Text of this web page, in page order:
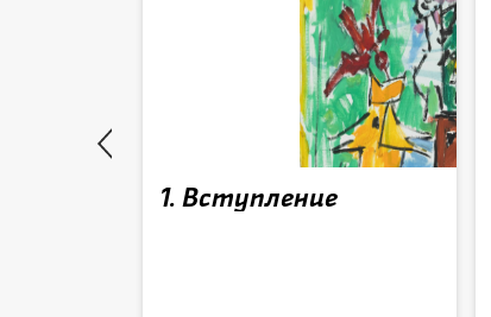
1. Вступление